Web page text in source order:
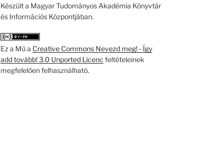
Készült a Magyar Tudományos Akadémia Könyvtár
és Információs Központjában.
Ez a Mű a Creative Commons Nevezd meg! - Így
add tovább! 3.0 Unported Licenc feltételeinek
megfelelően felhasználható.